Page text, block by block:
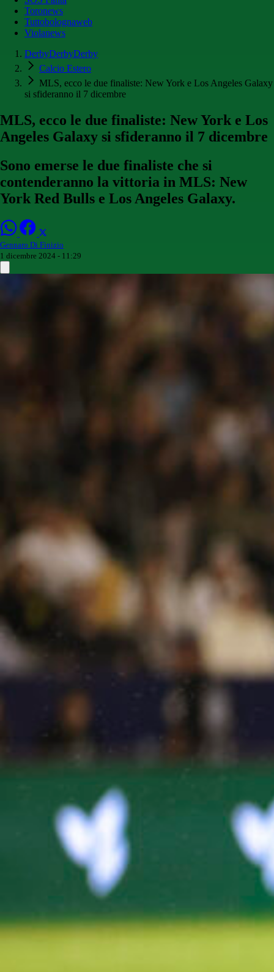
Toronews
Tuttobolognaweb
Violanews
DerbyDerbyDerby
Calcio Estero
MLS, ecco le due finaliste: New York e Los Angeles Galaxy
si sfideranno il 7 dicembre
MLS, ecco le due finaliste: New York e Los
Angeles Galaxy si sfideranno il 7 dicembre
Sono emerse le due finaliste che si
contenderanno la vittoria in MLS: New
York Red Bulls e Los Angeles Galaxy.
Gennaro Di Finizio
1 dicembre 2024 - 11:29